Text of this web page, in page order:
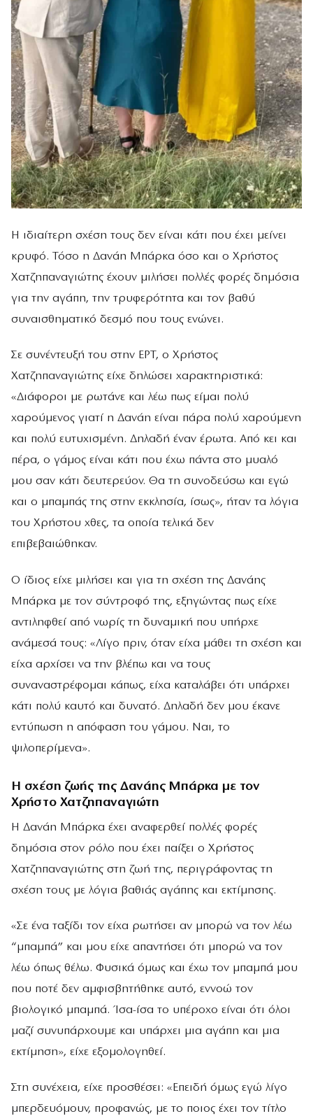
Η ιδιαίτερη σχέση τους δεν είναι κάτι που έχει μείνει
κρυφό. Τόσο η Δανάη Μπάρκα όσο και ο Χρήστος
Χατζηπαναγιώτης έχουν μιλήσει πολλές φορές δημόσια
για την αγάπη, την τρυφερότητα και τον βαθύ
συναισθηματικό δεσμό που τους ενώνει.
Σε συνέντευξή του στην ΕΡΤ, ο Χρήστος
Χατζηπαναγιώτης είχε δηλώσει χαρακτηριστικά:
«Διάφοροι με ρωτάνε και λέω πως είμαι πολύ
χαρούμενος γιατί η Δανάη είναι πάρα πολύ χαρούμενη
και πολύ ευτυχισμένη. Δηλαδή έναν έρωτα. Από κει και
πέρα, ο γάμος είναι κάτι που έχω πάντα στο μυαλό
μου σαν κάτι δευτερεύον. Θα τη συνοδεύσω και εγώ
και ο μπαμπάς της στην εκκλησία, ίσως», ήταν τα λόγια
του Χρήστου χθες, τα οποία τελικά δεν
επιβεβαιώθηκαν.
Ο ίδιος είχε μιλήσει και για τη σχέση της Δανάης
Μπάρκα με τον σύντροφό της, εξηγώντας πως είχε
αντιληφθεί από νωρίς τη δυναμική που υπήρχε
ανάμεσά τους: «Λίγο πριν, όταν είχα μάθει τη σχέση και
είχα αρχίσει να την βλέπω και να τους
συναναστρέφομαι κάπως, είχα καταλάβει ότι υπάρχει
κάτι πολύ καυτό και δυνατό. Δηλαδή δεν μου έκανε
εντύπωση η απόφαση του γάμου. Ναι, το
ψιλοπερίμενα».
Η σχέση ζωής της Δανάης Μπάρκα με τον
Χρήστο Χατζηπαναγιώτη
Η Δανάη Μπάρκα έχει αναφερθεί πολλές φορές
δημόσια στον ρόλο που έχει παίξει ο Χρήστος
Χατζηπαναγιώτης στη ζωή της, περιγράφοντας τη
σχέση τους με λόγια βαθιάς αγάπης και εκτίμησης.
«Σε ένα ταξίδι τον είχα ρωτήσει αν μπορώ να τον λέω
“μπαμπά” και μου είχε απαντήσει ότι μπορώ να τον
λέω όπως θέλω. Φυσικά όμως και έχω τον μπαμπά μου
που ποτέ δεν αμφισβητήθηκε αυτό, εννοώ τον
βιολογικό μπαμπά. Ίσα-ίσα το υπέροχο είναι ότι όλοι
μαζί συνυπάρχουμε και υπάρχει μια αγάπη και μια
εκτίμηση», είχε εξομολογηθεί.
Στη συνέχεια, είχε προσθέσει: «Επειδή όμως εγώ λίγο
μπερδευόμουν, προφανώς, με το ποιος έχει τον τίτλο